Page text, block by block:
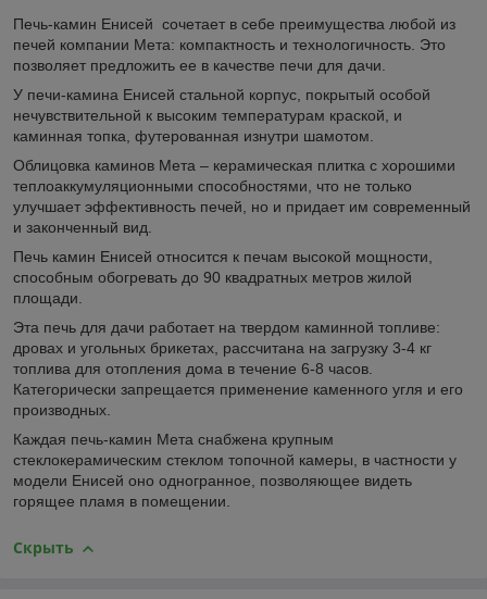
Печь-камин Енисей сочетает в себе преимущества любой из
печей компании Мета: компактность и технологичность. Это
позволяет предложить ее в качестве печи для дачи.
У печи-камина Енисей стальной корпус, покрытый особой
нечувствительной к высоким температурам краской, и
каминная топка, футерованная изнутри шамотом.
Облицовка каминов Мета – керамическая плитка с хорошими
теплоаккумуляционными способностями, что не только
улучшает эффективность печей, но и придает им современный
и законченный вид.
Печь камин Енисей относится к печам высокой мощности,
способным обогревать до 90 квадратных метров жилой
площади.
Эта печь для дачи работает на твердом каминной топливе:
дровах и угольных брикетах, рассчитана на загрузку 3-4 кг
топлива для отопления дома в течение 6-8 часов.
Категорически запрещается применение каменного угля и его
производных.
Каждая печь-камин Мета снабжена крупным
стеклокерамическим стеклом топочной камеры, в частности у
модели Енисей оно одногранное, позволяющее видеть
горящее пламя в помещении.
Скрыть